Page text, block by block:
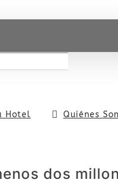
Hotel Quiénes
dos